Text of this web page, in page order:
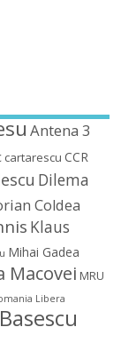
Antena 3
cartarescu CCR
Dilema
Coldea
Klaus
Mihai Gadea
Macovei MRU
Libera